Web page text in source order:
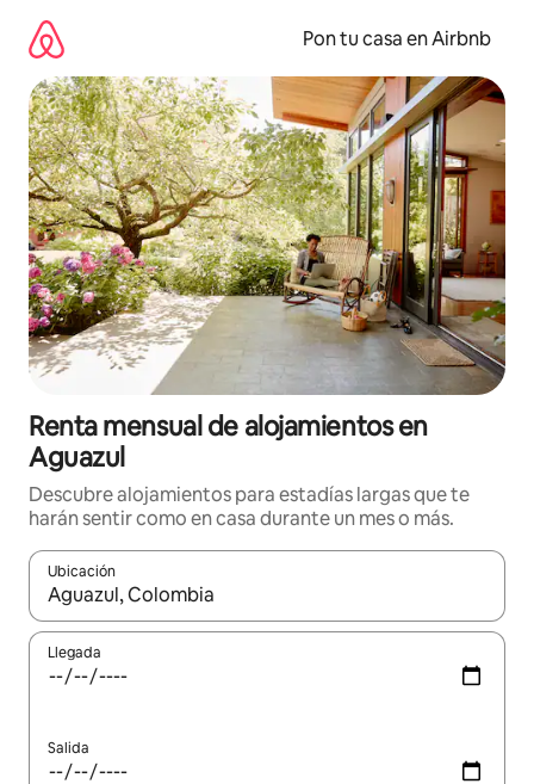
contenido
Pon tu casa en Airbnb
Renta mensual de alojamientos en
Aguazul
Descubre alojamientos para estadías largas que te
harán sentir como en casa durante un mes o más.
Ubicación
Cuando los resultados estén disponibles, navega con las
Llegada
Salida